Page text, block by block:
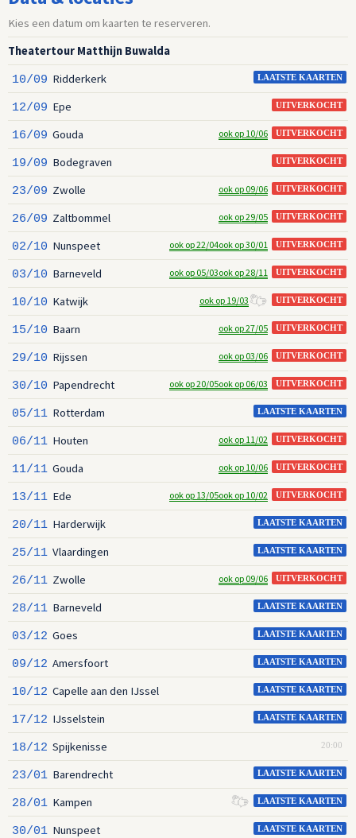
Kies een datum om kaarten te reserveren.
Theatertour Matthijn Buwalda
LAATSTE KAARTEN
10/09 Ridderkerk
UITVERKOCHT
12/09 Epe
UITVERKOCHT
16/09 Gouda ook op 10/06
UITVERKOCHT
19/09 Bodegraven
UITVERKOCHT
23/09 Zwolle ook op 09/06
UITVERKOCHT
26/09 Zaltbommel ook op 29/05
UITVERKOCHT
02/10 Nunspeet ook op 30/01
ook op 22/04
UITVERKOCHT
03/10 Barneveld ook op 28/11
ook op 05/03
UITVERKOCHT
10/10 Katwijk ook op 19/03
UITVERKOCHT
15/10 Baarn ook op 27/05
UITVERKOCHT
29/10 Rijssen ook op 03/06
UITVERKOCHT
30/10 Papendrecht ook op 06/03
ook op 20/05
LAATSTE KAARTEN
05/11 Rotterdam
UITVERKOCHT
06/11 Houten ook op 11/02
UITVERKOCHT
11/11 Gouda ook op 10/06
UITVERKOCHT
13/11 Ede ook op 10/02
ook op 13/05
LAATSTE KAARTEN
20/11 Harderwijk
LAATSTE KAARTEN
25/11 Vlaardingen
UITVERKOCHT
26/11 Zwolle ook op 09/06
LAATSTE KAARTEN
28/11 Barneveld
LAATSTE KAARTEN
03/12 Goes
LAATSTE KAARTEN
09/12 Amersfoort
LAATSTE KAARTEN
10/12 Capelle aan den IJssel
LAATSTE KAARTEN
17/12 IJsselstein
20:00
18/12 Spijkenisse
LAATSTE KAARTEN
23/01 Barendrecht
LAATSTE KAARTEN
28/01 Kampen
LAATSTE KAARTEN
30/01 Nunspeet